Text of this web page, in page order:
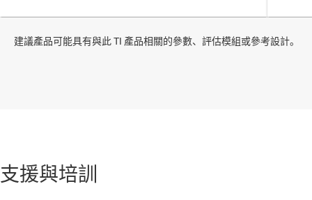
建議產品可能具有與此 TI 產品相關的參數、評估模組或參考設計。
支援與培訓